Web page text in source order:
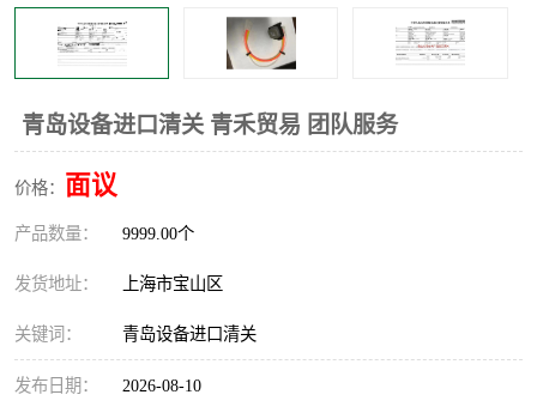
青岛设备进口清关 青禾贸易 团队服务
价格： 面议
产品数量： 9999.00个
发货地址： 上海市宝山区
关键词： 青岛设备进口清关
发布日期： 2026-08-10